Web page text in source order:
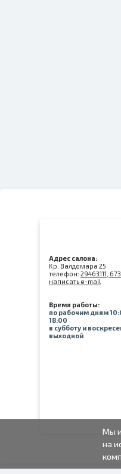
Адрес салона:
Kр. Валдемара 25
телефон: 29463111,
написать e-mail
Время работы:
по рабочим дням
18:00
в субботу и
выходной
Мы
на